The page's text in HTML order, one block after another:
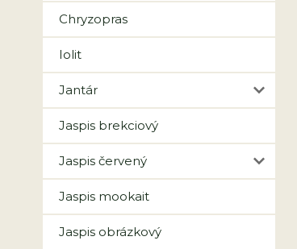
Chryzopras
Iolit
Jantár
Jaspis brekciový
Jaspis červený
Jaspis mookait
Jaspis obrázkový